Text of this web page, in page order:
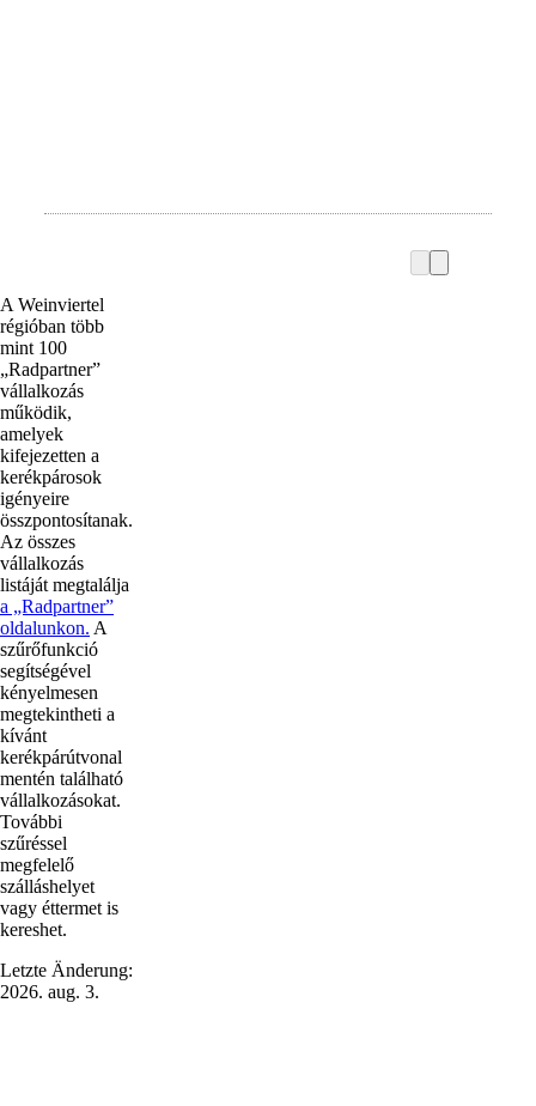
A Weinviertel
régióban több
mint 100
„Radpartner”
vállalkozás
működik,
amelyek
kifejezetten a
kerékpárosok
igényeire
összpontosítanak.
Az összes
vállalkozás
listáját megtalálja
a „Radpartner”
oldalunkon. A
szűrőfunkció
segítségével
kényelmesen
megtekintheti a
kívánt
kerékpárútvonal
mentén található
vállalkozásokat.
További
szűréssel
megfelelő
szálláshelyet
vagy éttermet is
kereshet.
Letzte Änderung:
2026. aug. 3.